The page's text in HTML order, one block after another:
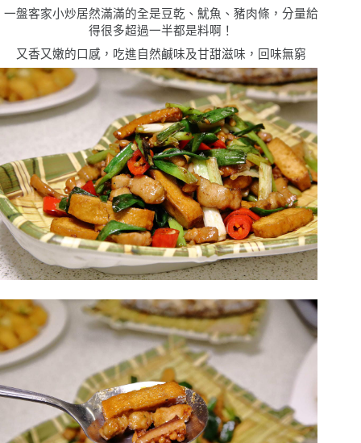
一盤客家小炒居然滿滿的全是豆乾、魷魚、豬肉條，分量給
得很多超過一半都是料啊！
又香又嫩的口感，吃進自然鹹味及甘甜滋味，回味無窮